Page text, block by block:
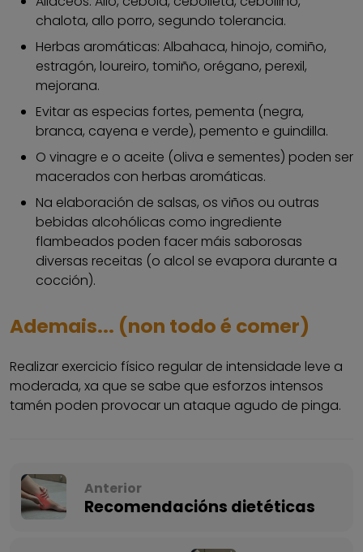
chalota, allo porro, segundo tolerancia.
Herbas aromáticas: Albahaca, hinojo, comiño,
estragón, loureiro, tomiño, orégano, perexil,
mejorana.
Evitar as especias fortes, pementa (negra,
branca, cayena e verde), pemento e guindilla.
O vinagre e o aceite (oliva e sementes) poden ser
macerados con herbas aromáticas.
Na elaboración de salsas, os viños ou outras
bebidas alcohólicas como ingrediente
flambeados poden facer máis saborosas
diversas receitas (o alcol se evapora durante a
cocción).
Ademais... (non todo é comer)
Realizar exercicio físico regular de intensidade leve a
moderada, xa que se sabe que esforzos intensos
tamén poden provocar un ataque agudo de pinga.
Anterior
Recomendacións dietéticas